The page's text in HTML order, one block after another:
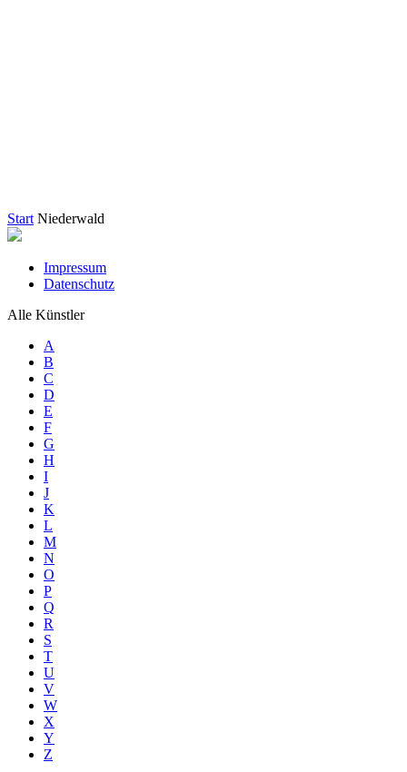
Start Niederwald
Impressum
Datenschutz
Alle Künstler
A
B
C
D
E
F
G
H
I
J
K
L
M
N
O
P
Q
R
S
T
U
V
W
X
Y
Z